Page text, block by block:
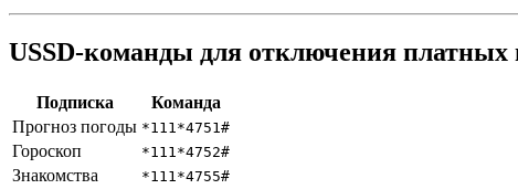
USSD-команды для отключения платных
Подписка
Команда
Прогноз погоды *111*4751#
Гороскоп *111*4752#
Знакомства *111*4755#